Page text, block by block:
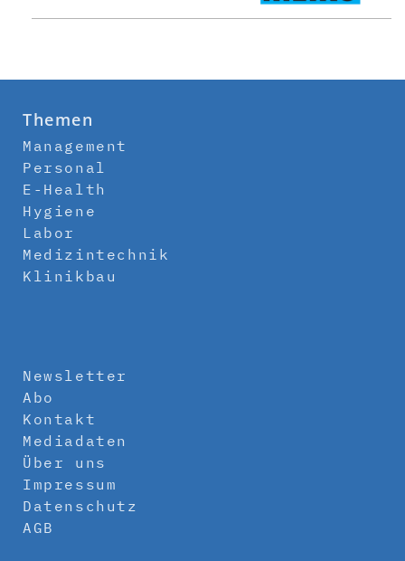
Themen
Management
Personal
E-Health
Hygiene
Labor
Medizintechnik
Klinikbau
Newsletter
Abo
Kontakt
Mediadaten
Über uns
Impressum
Datenschutz
AGB